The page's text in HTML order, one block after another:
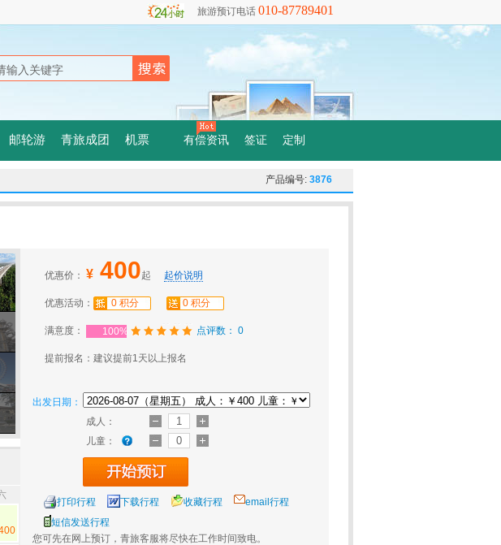
旅游预订电话 010-87789401
邮轮游 青旅成团 机票 有偿资讯 签证 定制
产品编号: 3876
优惠价： ¥ 400起 起价说明
优惠活动： 0 积分 0 积分
满意度： 100% 点评数： 0
提前报名：建议提前1天以上报名
出发日期：
成人：
儿童：
打印行程 下载行程 收藏行程
email行程
短信发送行程
您可先在网上预订，青旅客服将尽快在工作时间致电。